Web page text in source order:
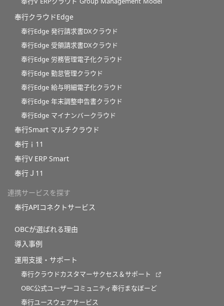
奉行クラウドEdge
奉行Edge 発行請求書DXクラウド
奉行Edge 受領請求書DXクラウド
奉行Edge 労務管理電子化クラウド
奉行Edge 勤怠管理クラウド
奉行Edge 給与明細電子化クラウド
奉行Edge 年末調整申告書クラウド
奉行Edge マイナンバークラウド
奉行Smart マルチクラウド
奉行ｉ11
奉行V ERP Smart
奉行Ｊ11
連携サービスを探す
奉行APIコネクトサービス
OBCが選ばれる理由
導入事例
運用支援・サポート
奉行クラウドカスタマーサクセス＆サポート
OBC公式ユーザーコミュニティ奉行まなぼーど
奉行ユースウェアサービス